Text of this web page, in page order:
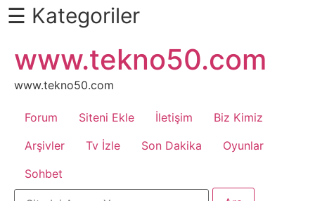
Daha
Fazlası
İçin
Kaydır
Android
Apk
☰ Kategoriler
atla
www.tekno50.com
www.tekno50.com
Forum Siteni Ekle İletişim
Biz Kimiz
Arşivler
Tv İzle Son Dakika
Oyunlar
Sohbet